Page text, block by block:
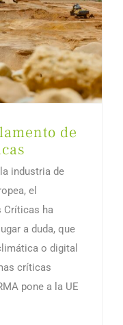
de
industria de
el
Críticas ha
a duda, que
o digital
críticas
pone a la UE